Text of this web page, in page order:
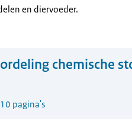
en diervoeder.
chemische
10 pagina's